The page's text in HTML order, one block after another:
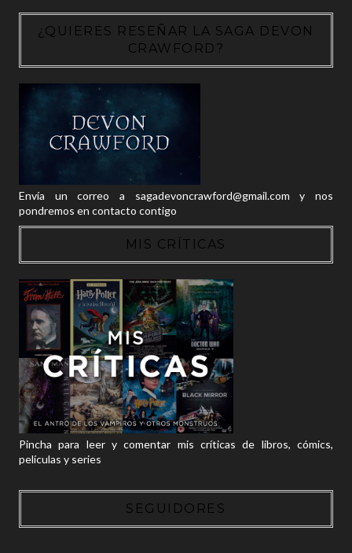
¿QUIERES RESEÑAR LA SAGA DEVON
CRAWFORD?
Envía un correo a sagadevoncrawford@gmail.com y nos
pondremos en contacto contigo
MIS CRÍTICAS
Pincha para leer y comentar mis críticas de libros, cómics,
películas y series
SEGUIDORES